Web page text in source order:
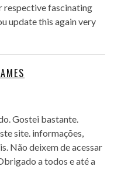
respective fascinating
update this again very
Gostei bastante.
site. informações,
Não deixem de acessar
a todos e até a